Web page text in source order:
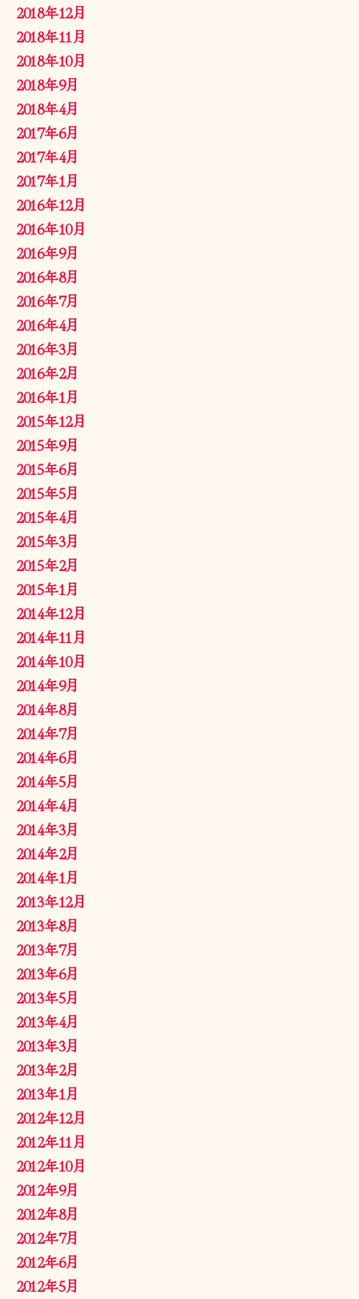
2018年12月
2018年11月
2018年10月
2018年9月
2018年4月
2017年6月
2017年4月
2017年1月
2016年12月
2016年10月
2016年9月
2016年8月
2016年7月
2016年4月
2016年3月
2016年2月
2016年1月
2015年12月
2015年9月
2015年6月
2015年5月
2015年4月
2015年3月
2015年2月
2015年1月
2014年12月
2014年11月
2014年10月
2014年9月
2014年8月
2014年7月
2014年6月
2014年5月
2014年4月
2014年3月
2014年2月
2014年1月
2013年12月
2013年8月
2013年7月
2013年6月
2013年5月
2013年4月
2013年3月
2013年2月
2013年1月
2012年12月
2012年11月
2012年10月
2012年9月
2012年8月
2012年7月
2012年6月
2012年5月